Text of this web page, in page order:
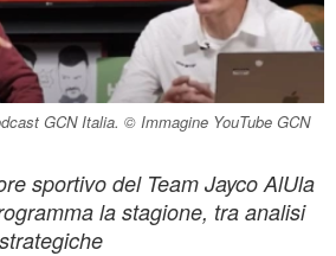
GCN Italia. © Immagine YouTube GCN
sportivo del Team Jayco AlUla
la stagione, tra analisi